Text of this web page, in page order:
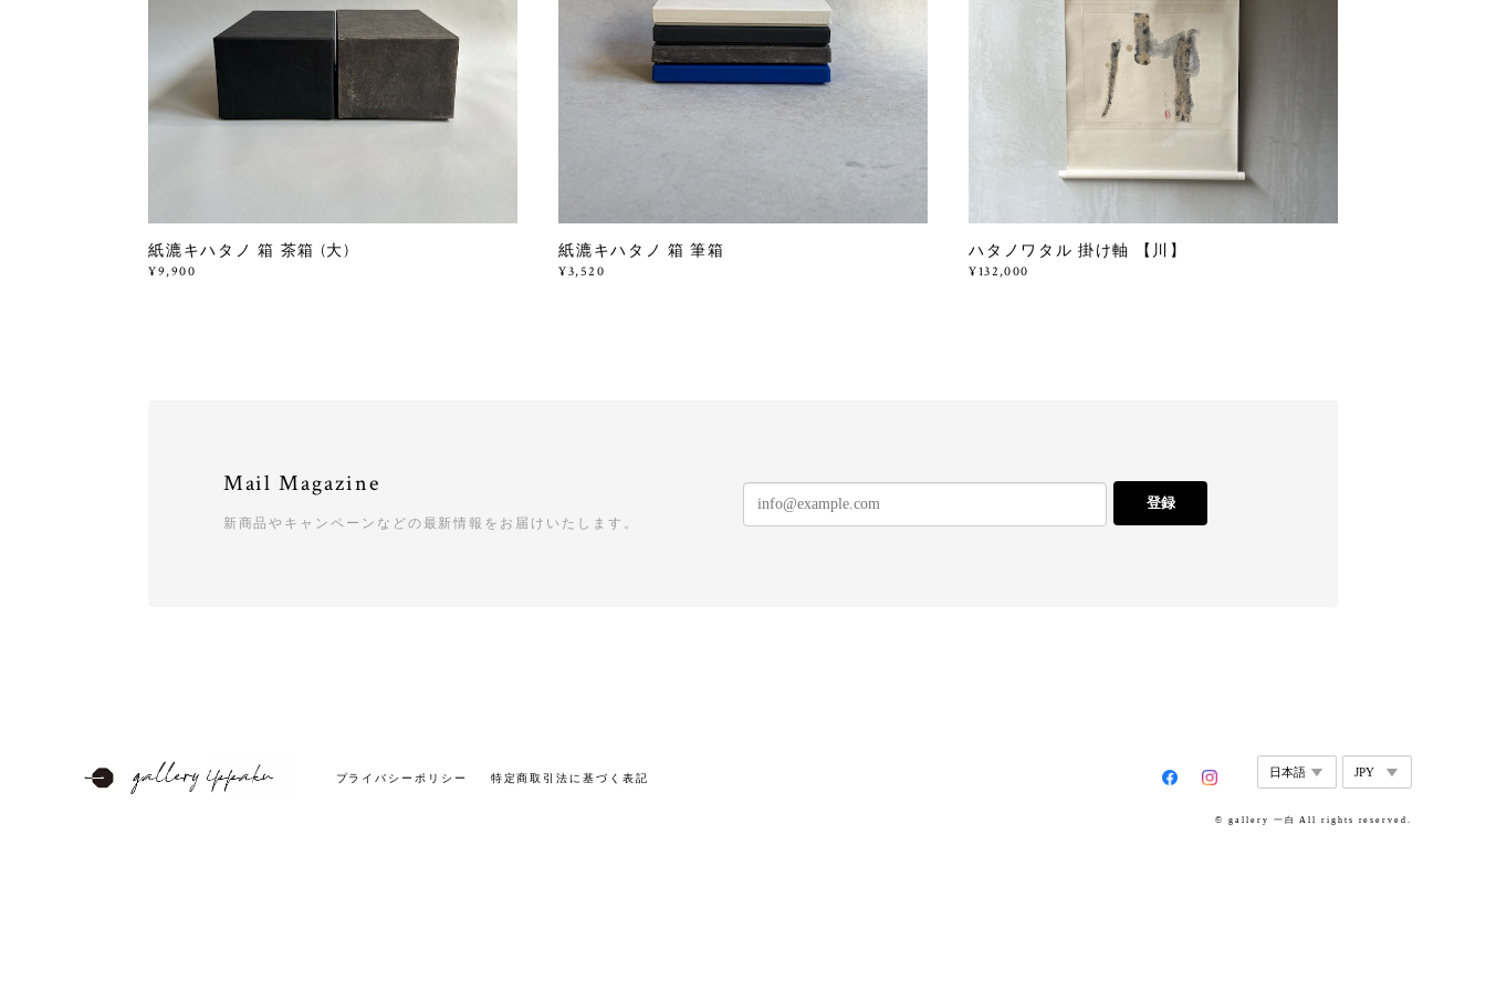
紙漉キハタノ 箱 茶箱 (大)
¥9,900
紙漉キハタノ 箱 筆箱
¥3,520
ハタノワタル 掛け軸 【川】
¥132,000
Mail Magazine
新商品やキャンペーンなどの最新情報をお届けいたします。
登録
プライバシーポリシー 特定商取引法に基づく表記
© gallery 一白 All rights reserved.